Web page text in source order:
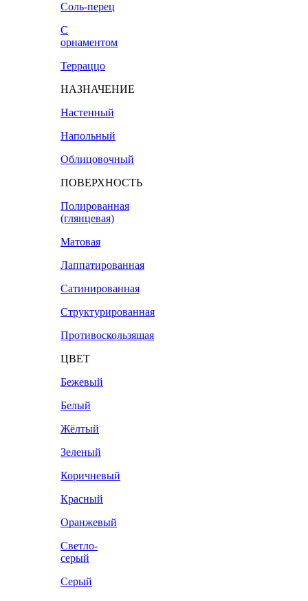
Соль-перец
С
орнаментом
Терраццо
НАЗНАЧЕНИЕ
Настенный
Напольный
Облицовочный
ПОВЕРХНОСТЬ
Полированная
(глянцевая)
Матовая
Лаппатированная
Сатинированная
Структурированная
Противоскользящая
ЦВЕТ
Бежевый
Белый
Жёлтый
Зеленый
Коричневый
Красный
Оранжевый
Светло-
серый
Серый